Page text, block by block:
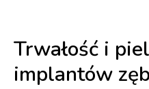
Trwałość i
implantów